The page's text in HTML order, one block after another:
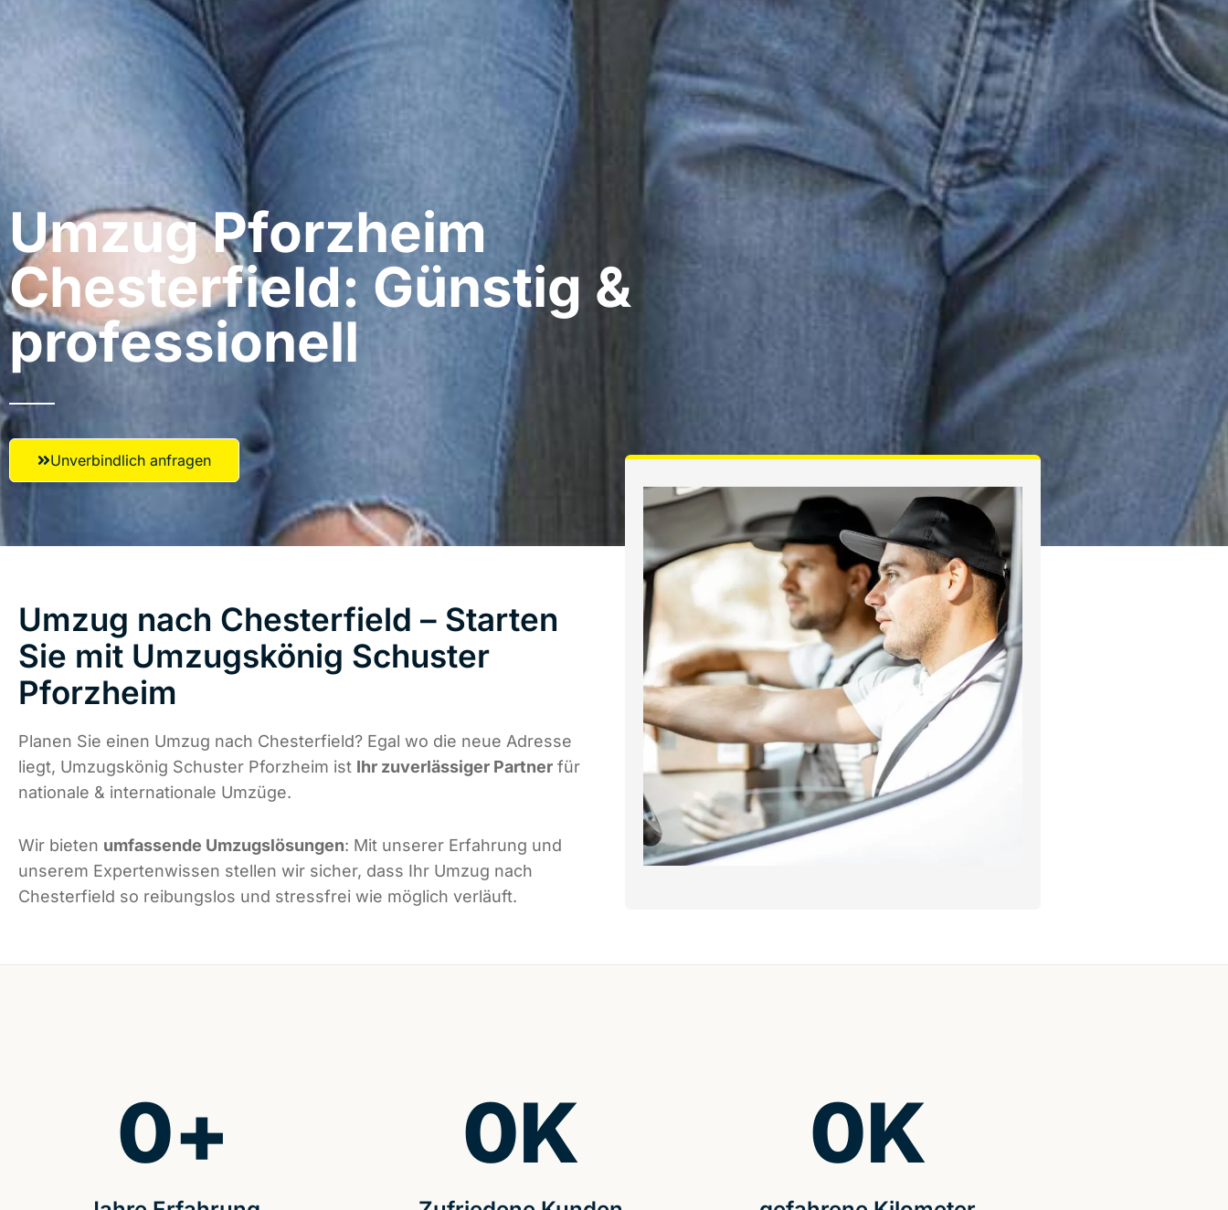
Umzug Pforzheim​
Chesterfield: Günstig &
professionell​
Unverbindlich anfragen
Umzug nach Chesterfield – Starten
Sie mit Umzugskönig Schuster
Pforzheim
Planen Sie einen Umzug nach Chesterfield? Egal wo die neue Adresse
liegt, Umzugskönig Schuster Pforzheim ist Ihr zuverlässiger Partner für
nationale & internationale Umzüge.
Wir bieten umfassende Umzugslösungen: Mit unserer Erfahrung und
unserem Expertenwissen stellen wir sicher, dass Ihr Umzug nach
Chesterfield so reibungslos und stressfrei wie möglich verläuft.
0+ 0K 0K